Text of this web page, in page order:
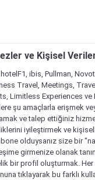
ve Kişisel
ibis, Pullman,
Travel, Meetings,
Limitless Experiences
şu amaçlarla erişmek
ve talep ettiğiniz
iyileştirmek ve
olduysanız size bir
girmenize olanak
bir profil oluşturmak.
tıklayarak bu farklı